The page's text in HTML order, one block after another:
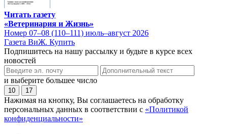
Читать газету
«Ветеринария и Жизнь»
Номер 07–08 (110–111) июль–август 2026
Газета ВиЖ. Купить
Подпишитесь на нашу рассылку и будьте в курсе всех
новостей
и выберите большее число
10 17
Нажимая на кнопку, Вы соглашаетесь на обработку
персональных данных в соответствии с «Политикой
конфиденциальности»